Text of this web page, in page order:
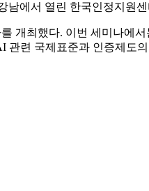
에서 열린 한국인정지원
개최했다. 이번 세미나에
관련 국제표준과 인증제도